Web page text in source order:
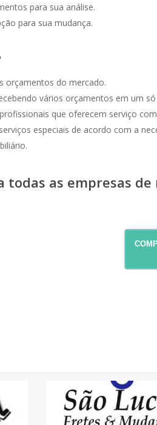
para sua análise.
para sua mudança.
orçamentos do mercado.
vários orçamentos em um só
que oferecem serviço
especiais de acordo com a
todas as empresas